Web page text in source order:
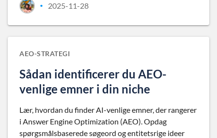
• 2025-11-28
AEO-STRATEGI
Sådan identificerer du AEO-
venlige emner i din niche
Lær, hvordan du finder AI-venlige emner, der rangerer
i Answer Engine Optimization (AEO). Opdag
spørgsmålsbaserede søgeord og entitetsrige ideer